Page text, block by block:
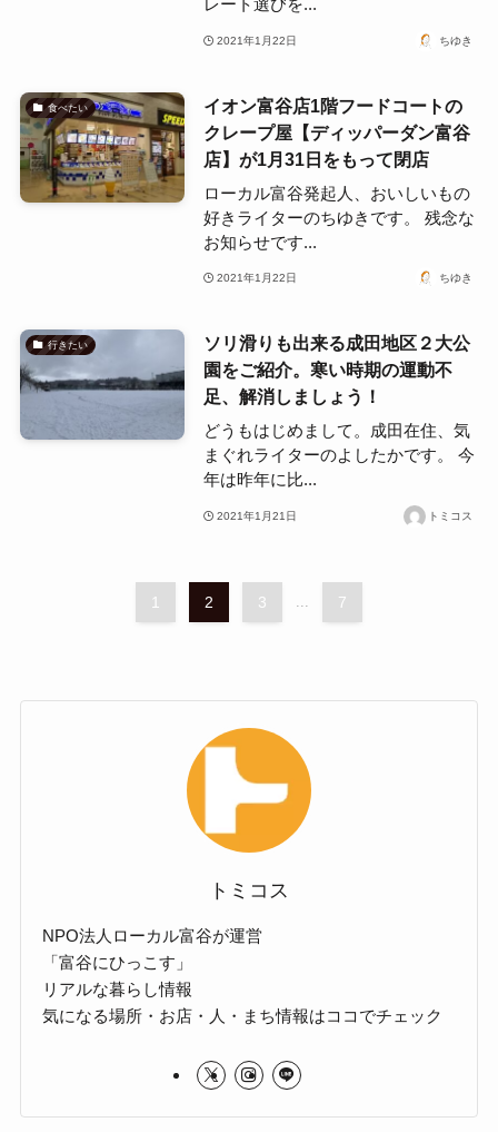
レート選びを...
2021年1月22日 ちゆき
食べたい
イオン富谷店1階フードコートの
クレープ屋【ディッパーダン富谷
店】が1月31日をもって閉店
ローカル富谷発起人、おいしいもの
好きライターのちゆきです。 残念な
お知らせです...
2021年1月22日 ちゆき
行きたい
ソリ滑りも出来る成田地区２大公
園をご紹介。寒い時期の運動不
足、解消しましょう！
どうもはじめまして。成田在住、気
まぐれライターのよしたかです。 今
年は昨年に比...
2021年1月21日 トミコス
1 2 3 7
トミコス
NPO法人ローカル富谷が運営
「富谷にひっこす」
リアルな暮らし情報
気になる場所・お店・人・まち情報はココでチェック